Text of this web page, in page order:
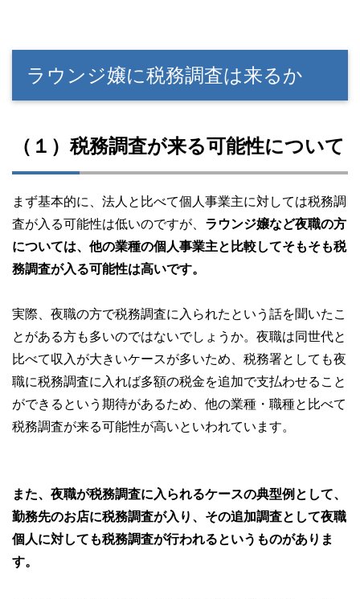
ラウンジ嬢に税務調査は来るか
（１）税務調査が来る可能性について
まず基本的に、法人と比べて個人事業主に対しては税務調
査が入る可能性は低いのですが、 ラウンジ嬢など夜職の方
については、他の業種の個人事業主と比較してそもそも税
務調査が入る可能性は高いです。
実際、夜職の方で税務調査に入られたという話を聞いたこ
とがある方も多いのではないでしょうか。夜職は同世代と
比べて収入が大きいケースが多いため、税務署としても夜
職に税務調査に入れば多額の税金を追加で支払わせること
ができるという期待があるため、他の業種・職種と比べて
税務調査が来る可能性が高いといわれています。
また、夜職が税務調査に入られるケースの典型例として、
勤務先のお店に税務調査が入り、その追加調査として夜職
個人に対しても税務調査が行われるというものがありま
す。